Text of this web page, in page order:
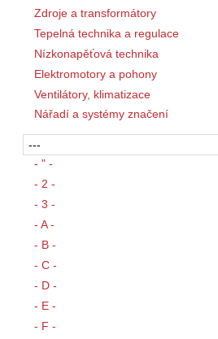
Zdroje a transformátory
Tepelná technika a regulace
Nízkonapěťová technika
Elektromotory a pohony
Ventilátory, klimatizace
Nářadí a systémy značení
- " -
- 2 -
- 3 -
- A -
- B -
- C -
- D -
- E -
- F -